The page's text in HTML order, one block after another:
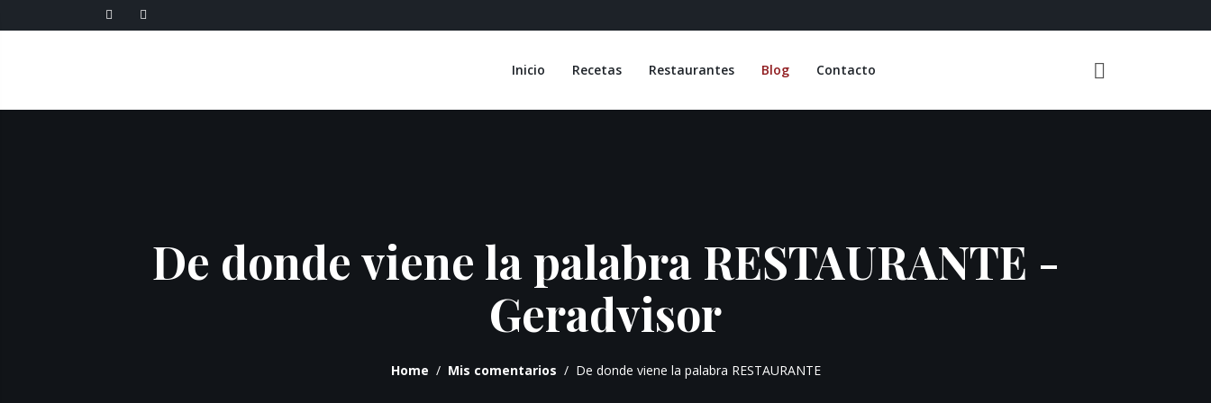
Inicio Recetas Restaurantes Blog Contacto
De donde viene la palabra RESTAURANTE -
Geradvisor
Home Mis comentarios De donde viene la palabra RESTAURANTE